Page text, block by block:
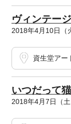
ヴィンテー
2018年4月10日（
資生堂アー
いつだって
2018年4月7日（